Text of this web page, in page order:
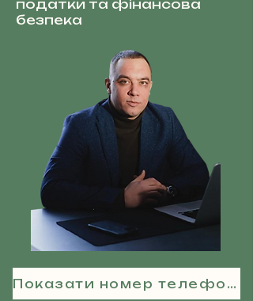
податки та фінансова
безпека
Показати номер телефону